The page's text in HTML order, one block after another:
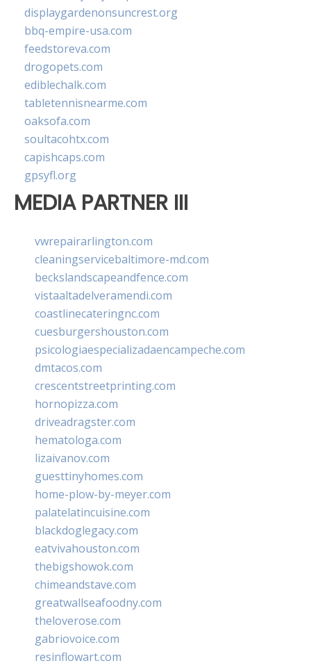
displaygardenonsuncrest.org
bbq-empire-usa.com
feedstoreva.com
drogopets.com
ediblechalk.com
tabletennisnearme.com
oaksofa.com
soultacohtx.com
capishcaps.com
gpsyfl.org
MEDIA PARTNER III
vwrepairarlington.com
cleaningservicebaltimore-md.com
beckslandscapeandfence.com
vistaaltadelveramendi.com
coastlinecateringnc.com
cuesburgershouston.com
psicologiaespecializadaencampeche.com
dmtacos.com
crescentstreetprinting.com
hornopizza.com
driveadragster.com
hematologa.com
lizaivanov.com
guesttinyhomes.com
home-plow-by-meyer.com
palatelatincuisine.com
blackdoglegacy.com
eatvivahouston.com
thebigshowok.com
chimeandstave.com
greatwallseafoodny.com
theloverose.com
gabriovoice.com
resinflowart.com